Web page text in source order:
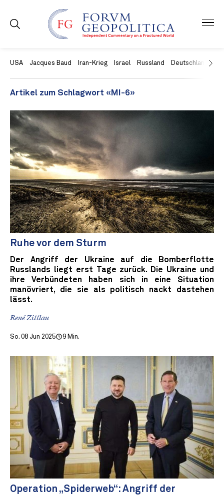
USA Jacques Baud Iran-Krieg Israel Russland Deutschland
Artikel zum Schlagwort «MI-6»
Ruhe vor dem Sturm
Der Angriff der Ukraine auf die Bomberflotte
Russlands liegt erst Tage zurück. Die Ukraine und
ihre Verbündeten haben sich in eine Situation
manövriert, die sie als politisch nackt dastehen
lässt.
René Zittlau
So. 08 Jun 2025 9 Min.
Operation „Spiderweb“: Angriff der